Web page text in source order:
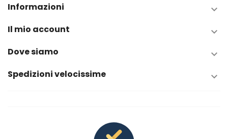
Informazioni 
Il mio account 
Dove siamo 
Spedizioni velocissime 